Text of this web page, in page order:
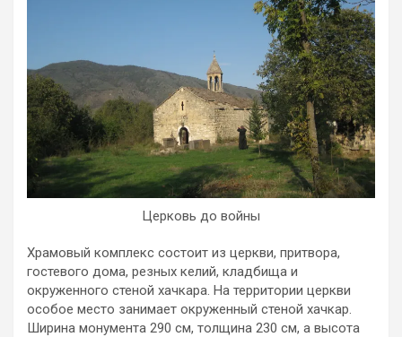
Церковь до войны
Храмовый комплекс состоит из церкви, притвора,
гостевого дома, резных келий, кладбища и
окруженного стеной хачкара. На территории церкви
особое место занимает окруженный стеной хачкар.
Ширина монумента 290 см, толщина 230 см, а высота